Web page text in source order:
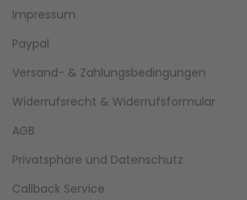
Impressum
Paypal
Versand- & Zahlungsbedingungen
Widerrufsrecht & Widerrufsformular
AGB
Privatsphäre und Datenschutz
Callback Service